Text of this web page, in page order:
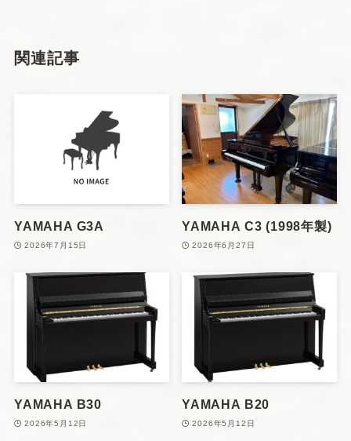
関連記事
YAMAHA G3A
2026年7月15日
YAMAHA C3 (1998年製)
2026年6月27日
YAMAHA B30
2026年5月12日
YAMAHA B20
2026年5月12日